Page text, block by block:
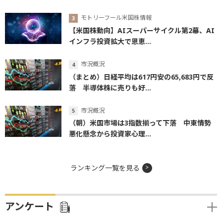
モトリーフール米国株情報
【米国株動向】AIスーパーサイクル第2幕、AI
インフラ投資拡大で恩恵...
市況概況
（まとめ）日経平均は617円安の65,683円で反
落 半導体株に売りも好...
市況概況
（朝）米国市場は3指数揃って下落 中東情勢
悪化懸念から投資家心理...
ランキング一覧を見る
アンケート